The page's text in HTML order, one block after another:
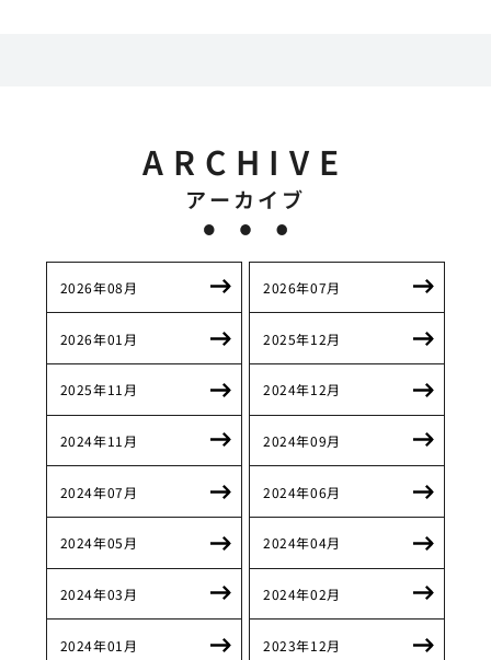
ARCHIVE
アーカイブ
2026年08月 2026年07月
2026年01月 2025年12月
2025年11月 2024年12月
2024年11月 2024年09月
2024年07月 2024年06月
2024年05月 2024年04月
2024年03月 2024年02月
2024年01月 2023年12月